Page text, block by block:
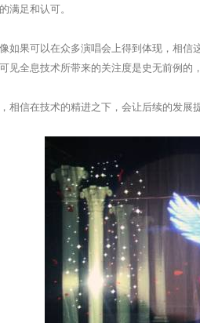
满足和认可。
果可以在众多演唱会上得到体现，相信
见全息技术所带来的关注度是史无前例的
信在技术的精进之下，会让后续的发展